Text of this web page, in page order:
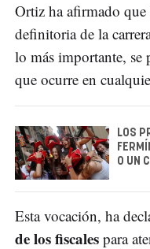
Ortiz ha afirmado que
definitoria de la
lo más importante, se
que ocurre en
LOS
O UN
Esta vocación, ha
de los fiscales para